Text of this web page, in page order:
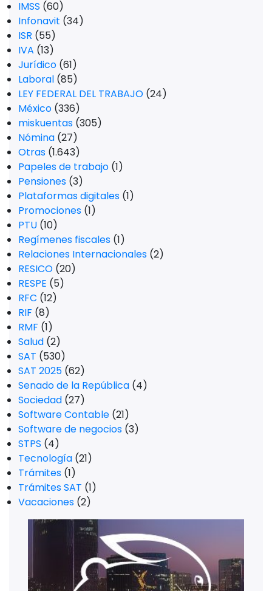
IMSS (60)
Infonavit (34)
ISR (55)
IVA (13)
Jurídico (61)
Laboral (85)
LEY FEDERAL DEL TRABAJO (24)
México (336)
miskuentas (305)
Nómina (27)
Otras (1.643)
Papeles de trabajo (1)
Pensiones (3)
Plataformas digitales (1)
Promociones (1)
PTU (10)
Regímenes fiscales (1)
Relaciones Internacionales (2)
RESICO (20)
RESPE (5)
RFC (12)
RIF (8)
RMF (1)
Salud (2)
SAT (530)
SAT 2025 (62)
Senado de la República (4)
Sociedad (27)
Software Contable (21)
Software de negocios (3)
STPS (4)
Tecnología (21)
Trámites (1)
Trámites SAT (1)
Vacaciones (2)